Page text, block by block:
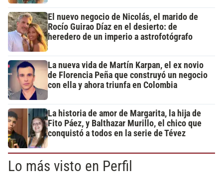
El nuevo negocio de Nicolás, el marido de
Rocío Guirao Díaz en el desierto: de
heredero de un imperio a astrofotógrafo
La nueva vida de Martín Karpan, el ex novio
de Florencia Peña que construyó un negocio
con ella y ahora triunfa en Colombia
La historia de amor de Margarita, la hija de
Fito Páez, y Balthazar Murillo, el chico que
conquistó a todos en la serie de Tévez
Lo más visto en Perfil